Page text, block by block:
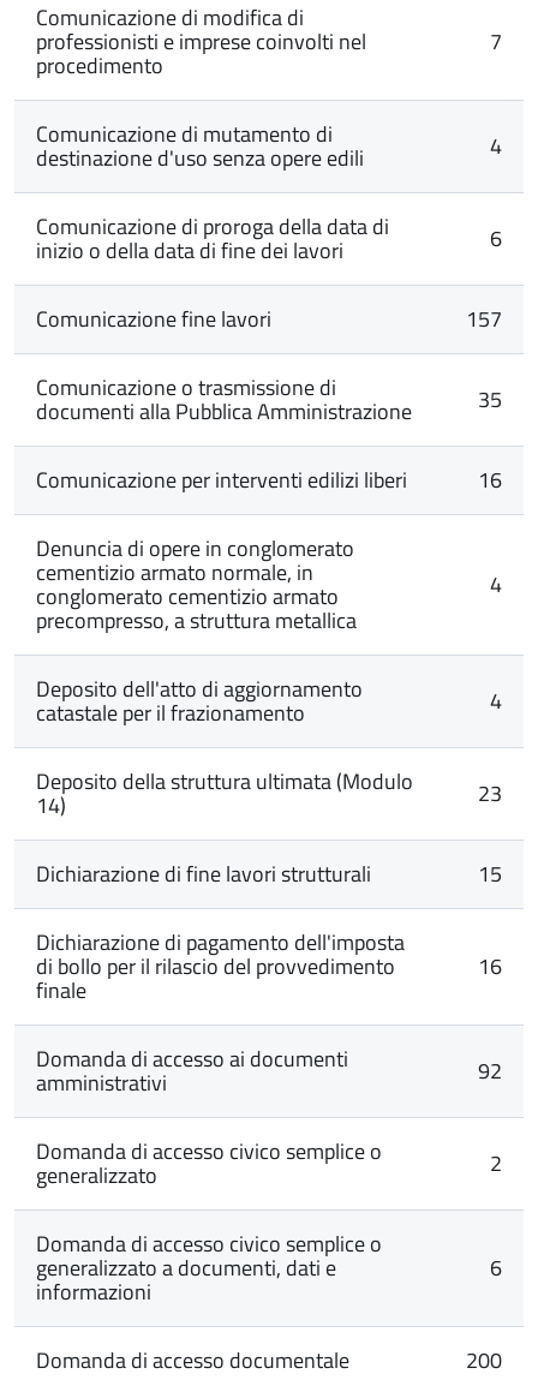
Comunicazione di modifica di
professionisti e imprese coinvolti nel
procedimento
7
Comunicazione di mutamento di
destinazione d'uso senza opere edili 4
Comunicazione di proroga della data di
inizio o della data di fine dei lavori 6
Comunicazione fine lavori 157
Comunicazione o trasmissione di
documenti alla Pubblica Amministrazione 35
Comunicazione per interventi edilizi liberi 16
Denuncia di opere in conglomerato
cementizio armato normale, in
conglomerato cementizio armato
precompresso, a struttura metallica
4
Deposito dell'atto di aggiornamento
catastale per il frazionamento 4
Deposito della struttura ultimata (Modulo
14) 23
Dichiarazione di fine lavori strutturali 15
Dichiarazione di pagamento dell'imposta
di bollo per il rilascio del provvedimento
finale
16
Domanda di accesso ai documenti
amministrativi 92
Domanda di accesso civico semplice o
generalizzato 2
Domanda di accesso civico semplice o
generalizzato a documenti, dati e
informazioni
6
Domanda di accesso documentale 200